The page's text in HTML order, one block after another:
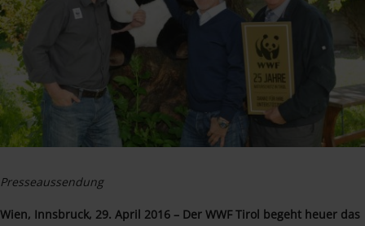
Presseaussendung
Wien, Innsbruck, 29. April 2016 – Der WWF Tirol begeht heuer das